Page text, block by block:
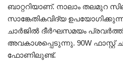
ബാറ്ററിയാണ്. നാലാം തലമുറ
സാങ്കേതികവിദ്യ
ചാർജിൽ ദീർഘസമയം
അവകാശപ്പെടുന്നു. 90W ഫാസ്റ്റ്
ഫോണിലുണ്ട്.